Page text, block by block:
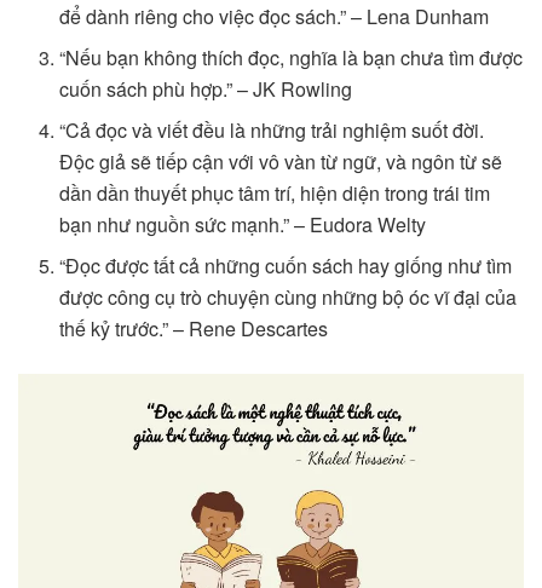
để dành riêng cho việc đọc sách.” – Lena Dunham
“Nếu bạn không thích đọc, nghĩa là bạn chưa tìm được
cuốn sách phù hợp.” – JK Rowling
“Cả đọc và viết đều là những trải nghiệm suốt đời.
Độc giả sẽ tiếp cận với vô vàn từ ngữ, và ngôn từ sẽ
dần dần thuyết phục tâm trí, hiện diện trong trái tim
bạn như nguồn sức mạnh.” – Eudora Welty
“Đọc được tất cả những cuốn sách hay giống như tìm
được công cụ trò chuyện cùng những bộ óc vĩ đại của
thế kỷ trước.” – Rene Descartes